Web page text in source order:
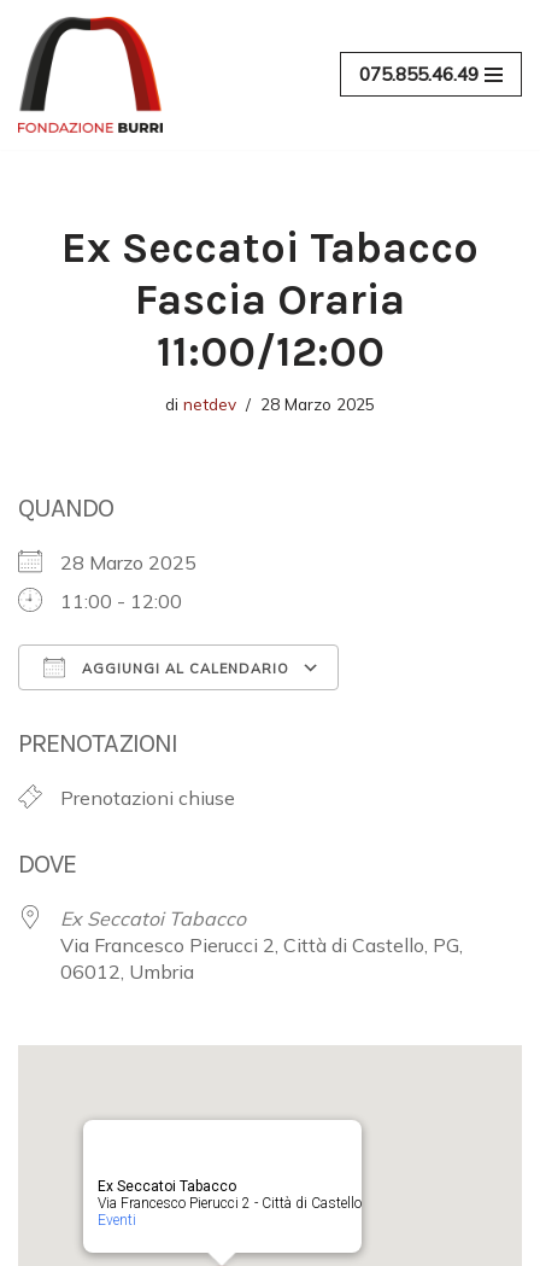
Vai
al
contenuto
075.855.46.49
Ex Seccatoi Tabacco
Fascia Oraria
11:00/12:00
di netdev 28 Marzo 2025
QUANDO
28 Marzo 2025
11:00 - 12:00
AGGIUNGI AL CALENDARIO
PRENOTAZIONI
Prenotazioni chiuse
DOVE
Ex Seccatoi Tabacco
Via Francesco Pierucci 2, Città di Castello, PG,
06012, Umbria
Ex Seccatoi Tabacco
Via Francesco Pierucci 2 - Città di Castello
Eventi